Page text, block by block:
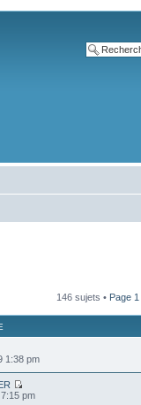
146 sujets • Page 1
1:38 pm
pm